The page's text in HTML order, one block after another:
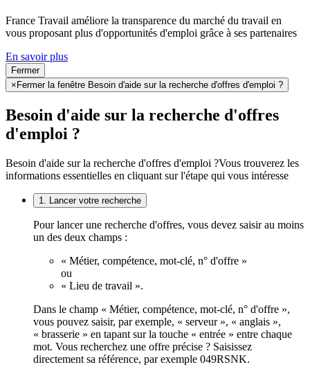
France Travail améliore la transparence du marché du travail en
vous proposant plus d'opportunités d'emploi grâce à ses partenaires
En savoir plus
Fermer
× Fermer la fenêtre Besoin d'aide sur la recherche d'offres d'emploi ?
Besoin d'aide sur la recherche d'offres
d'emploi ?
Besoin d'aide sur la recherche d'offres d'emploi ?Vous trouverez les
informations essentielles en cliquant sur l'étape qui vous intéresse
1. Lancer votre recherche
Pour lancer une recherche d'offres, vous devez saisir au moins
un des deux champs :
« Métier, compétence, mot-clé, n° d'offre »
ou
« Lieu de travail ».
Dans le champ « Métier, compétence, mot-clé, n° d'offre »,
vous pouvez saisir, par exemple, « serveur », « anglais »,
« brasserie » en tapant sur la touche « entrée » entre chaque
mot. Vous recherchez une offre précise ? Saisissez
directement sa référence, par exemple 049RSNK.